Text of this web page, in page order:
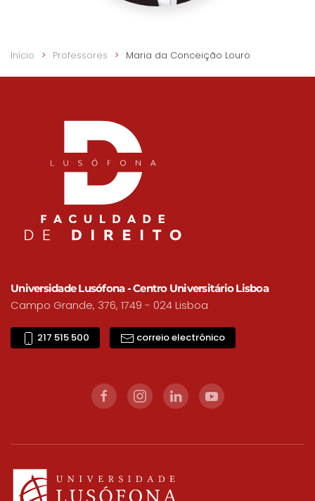
Início Professores Maria da Conceição Louro
Universidade Lusófona - Centro Universitário Lisboa
Campo Grande, 376, 1749 - 024 Lisboa
217 515 500 correio electrónico